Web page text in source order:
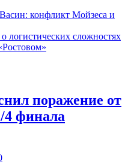
конфликт Мойзеса и
логистических сложностях
поражение от
4 финала